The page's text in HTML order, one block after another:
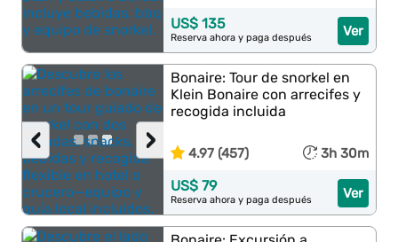
Ver
US$ 135
Reserva ahora y paga después
›
‹
Bonaire: Tour de snorkel en
Klein Bonaire con arrecifes y
recogida incluida
4.97 (457) 3h 30m
Ver
US$ 79
Reserva ahora y paga después